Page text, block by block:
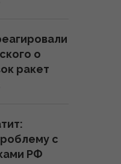
о
ракет
с
РФ